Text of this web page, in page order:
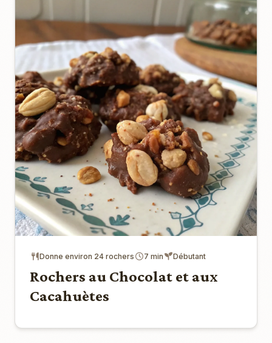
Donne environ 24 rochers 7 min Débutant
Rochers au Chocolat et aux
Cacahuètes